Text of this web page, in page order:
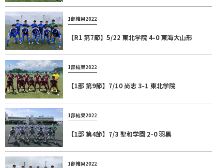
1部結果2022
【R1 第7節】5/22 東北学院 4-0 東海大山形
1部結果2022
【1部 第9節】7/10 尚志 3-1 東北学院
1部結果2022
【1部 第4節】7/3 聖和学園 2-0 羽黒
1部結果2022